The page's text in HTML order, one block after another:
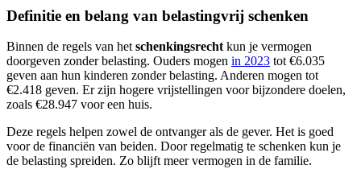
Definitie en belang van belastingvrij schenken
Binnen de regels van het schenkingsrecht kun je vermogen
doorgeven zonder belasting. Ouders mogen in 2023 tot €6.035
geven aan hun kinderen zonder belasting. Anderen mogen tot
€2.418 geven. Er zijn hogere vrijstellingen voor bijzondere doelen,
zoals €28.947 voor een huis.
Deze regels helpen zowel de ontvanger als de gever. Het is goed
voor de financiën van beiden. Door regelmatig te schenken kun je
de belasting spreiden. Zo blijft meer vermogen in de familie.